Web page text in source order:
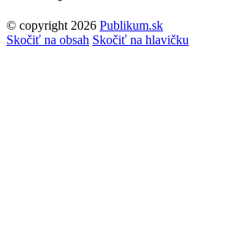
© copyright 2026 Publikum.sk
Tvorba stránok: Enjoy
Skočiť na obsah Skočiť na hlavičku